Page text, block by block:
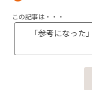
この記事は・・・
「参考になった」